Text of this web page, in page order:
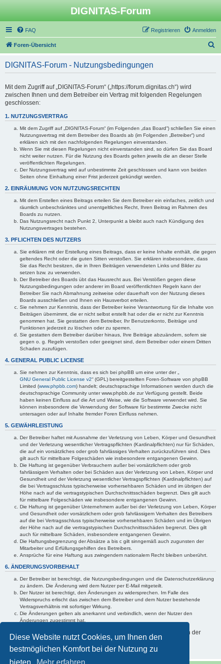
Diese Website nutzt Cookies, um Ihnen den
bestmöglichen Komfort bei der Nutzung zu
DIGNITAS-Forum
FAQ Anmelden
Registrieren
Foren-Übersicht
DIGNITAS-Forum - Nutzungsbedingungen
Mit dem Zugriff auf „DIGNITAS-Forum“ („https://forum.dignitas.ch“) wird
zwischen Ihnen und dem Betreiber ein Vertrag mit folgenden Regelungen
geschlossen:
1. NUTZUNGSVERTRAG
Mit dem Zugriff auf „DIGNITAS-Forum“ (im Folgenden „das Board“) schließen Sie einen
Nutzungsvertrag mit dem Betreiber des Boards ab (im Folgenden „Betreiber“) und
erklären sich mit den nachfolgenden Regelungen einverstanden.
Wenn Sie mit diesen Regelungen nicht einverstanden sind, so dürfen Sie das Board
nicht weiter nutzen. Für die Nutzung des Boards gelten jeweils die an dieser Stelle
veröffentlichten Regelungen.
Der Nutzungsvertrag wird auf unbestimmte Zeit geschlossen und kann von beiden
Seiten ohne Einhaltung einer Frist jederzeit gekündigt werden.
2. EINRÄUMUNG VON NUTZUNGSRECHTEN
Mit dem Erstellen eines Beitrags erteilen Sie dem Betreiber ein einfaches, zeitlich und
räumlich unbeschränktes und unentgeltliches Recht, Ihren Beitrag im Rahmen des
Boards zu nutzen.
Das Nutzungsrecht nach Punkt 2, Unterpunkt a bleibt auch nach Kündigung des
Nutzungsvertrages bestehen.
3. PFLICHTEN DES NUTZERS
Sie erklären mit der Erstellung eines Beitrags, dass er keine Inhalte enthält, die gegen
geltendes Recht oder die guten Sitten verstoßen. Sie erklären insbesondere, dass
Sie das Recht besitzen, die in Ihren Beiträgen verwendeten Links und Bilder zu
setzen bzw. zu verwenden.
Der Betreiber des Boards übt das Hausrecht aus. Bei Verstößen gegen diese
Nutzungsbedingungen oder anderer im Board veröffentlichten Regeln kann der
Betreiber Sie nach Abmahnung zeitweise oder dauerhaft von der Nutzung dieses
Boards ausschließen und Ihnen ein Hausverbot erteilen.
Sie nehmen zur Kenntnis, dass der Betreiber keine Verantwortung für die Inhalte von
Beiträgen übernimmt, die er nicht selbst erstellt hat oder die er nicht zur Kenntnis
genommen hat. Sie gestatten dem Betreiber, Ihr Benutzerkonto, Beiträge und
Funktionen jederzeit zu löschen oder zu sperren.
Sie gestatten dem Betreiber darüber hinaus, Ihre Beiträge abzuändern, sofern sie
gegen o. g. Regeln verstoßen oder geeignet sind, dem Betreiber oder einem Dritten
Schaden zuzufügen.
4. GENERAL PUBLIC LICENSE
Sie nehmen zur Kenntnis, dass es sich bei phpBB um eine unter der „
GNU General Public License v2“ (GPL) bereitgestellten Foren-Software von phpBB
Limited (www.phpbb.com) handelt; deutschsprachige Informationen werden durch die
deutschsprachige Community unter www.phpbb.de zur Verfügung gestellt. Beide
haben keinen Einfluss auf die Art und Weise, wie die Software verwendet wird. Sie
können insbesondere die Verwendung der Software für bestimmte Zwecke nicht
untersagen oder auf Inhalte fremder Foren Einfluss nehmen.
5. GEWÄHRLEISTUNG
Der Betreiber haftet mit Ausnahme der Verletzung von Leben, Körper und Gesundheit
und der Verletzung wesentlicher Vertragspflichten (Kardinalpflichten) nur für Schäden,
die auf ein vorsätzliches oder grob fahrlässiges Verhalten zurückzuführen sind. Dies
gilt auch für mittelbare Folgeschäden wie insbesondere entgangenen Gewinn.
Die Haftung ist gegenüber Verbrauchern außer bei vorsätzlichem oder grob
fahrlässigem Verhalten oder bei Schäden aus der Verletzung von Leben, Körper und
Gesundheit und der Verletzung wesentlicher Vertragspflichten (Kardinalpflichten) auf
die bei Vertragsschluss typischerweise vorhersehbaren Schäden und im übrigen der
Höhe nach auf die vertragstypischen Durchschnittsschäden begrenzt. Dies gilt auch
für mittelbare Folgeschäden wie insbesondere entgangenen Gewinn.
Die Haftung ist gegenüber Unternehmern außer bei der Verletzung von Leben, Körper
und Gesundheit oder vorsätzlichem oder grob fahrlässigem Verhalten des Betreibers
auf die bei Vertragsschluss typischerweise vorhersehbaren Schäden und im Übrigen
der Höhe nach auf die vertragstypischen Durchschnittsschäden begrenzt. Dies gilt
auch für mittelbare Schäden, insbesondere entgangenen Gewinn.
Die Haftungsbegrenzung der Absätze a bis c gilt sinngemäß auch zugunsten der
Mitarbeiter und Erfüllungsgehilfen des Betreibers.
Ansprüche für eine Haftung aus zwingendem nationalem Recht bleiben unberührt.
6. ÄNDERUNGSVORBEHALT
Der Betreiber ist berechtigt, die Nutzungsbedingungen und die Datenschutzerklärung
zu ändern. Die Änderung wird dem Nutzer per E-Mail mitgeteilt.
Der Nutzer ist berechtigt, den Änderungen zu widersprechen. Im Falle des
Widerspruchs erlischt das zwischen dem Betreiber und dem Nutzer bestehende
Vertragsverhältnis mit sofortiger Wirkung.
Die Änderungen gelten als anerkannt und verbindlich, wenn der Nutzer den
Änderungen zugestimmt hat.
Informationen über den Umgang mit Ihren persönlichen Daten sind in der
Datenschutzerklärung enthalten.